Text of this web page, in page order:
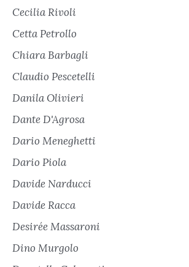
Cecilia Rivoli
Cetta Petrollo
Chiara Barbagli
Claudio Pescetelli
Danila Olivieri
Dante D'Agrosa
Dario Meneghetti
Dario Piola
Davide Narducci
Davide Racca
Desirée Massaroni
Dino Murgolo